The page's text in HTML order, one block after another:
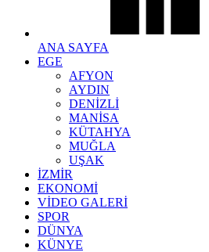
ANA SAYFA
EGE
AFYON
AYDIN
DENİZLİ
MANİSA
KÜTAHYA
MUĞLA
UŞAK
İZMİR
EKONOMİ
VİDEO GALERİ
SPOR
DÜNYA
KÜNYE